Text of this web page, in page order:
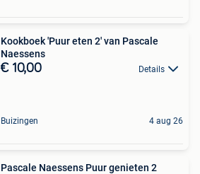
Kookboek 'Puur eten 2' van Pascale
Naessens
€ 10,00 Details
Buizingen 4 aug 26
Pascale Naessens Puur genieten 2